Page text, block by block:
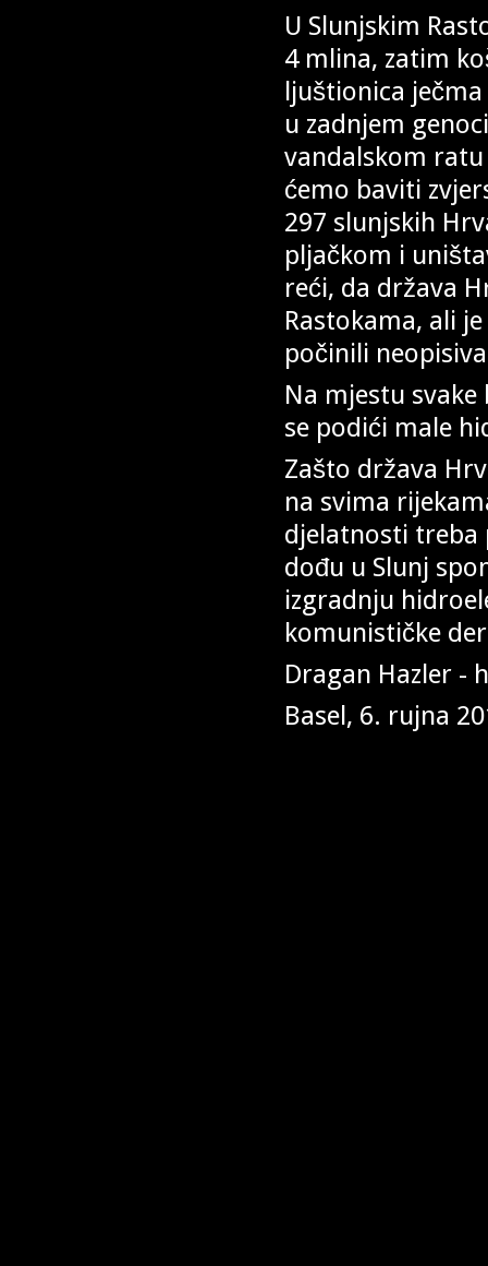
U Slunjskim
4 mlina, zatim
ljuštionica
u zadnjem
vandalskom ratu
ćemo baviti
297 slunjskih
pljačkom i
reći, da država
Rastokama, ali
počinili
Na mjestu
se podići male
Zašto država
na svima
djelatnosti treba
dođu u Slunj
izgradnju
komunističke
Dragan Hazler -
Basel, 6. rujna